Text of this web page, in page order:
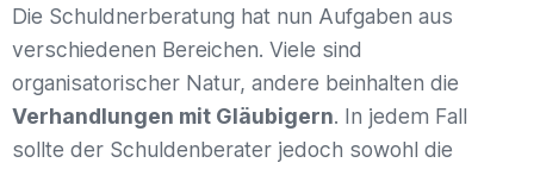
Die Schuldnerberatung hat nun Aufgaben aus
verschiedenen Bereichen. Viele sind
organisatorischer Natur, andere beinhalten die
Verhandlungen mit Gläubigern. In jedem Fall
sollte der Schuldenberater jedoch sowohl die